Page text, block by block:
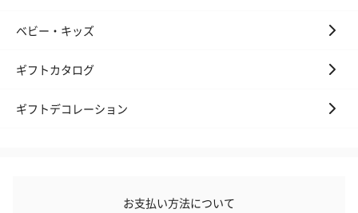
ベビー・キッズ
ギフトカタログ
ギフトデコレーション
お支払い方法について